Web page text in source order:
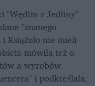
"Wędlin z Jedliny"
"znanego
Książulo nie mieli
mówiła też o
a wyrobów
i podkreślała,